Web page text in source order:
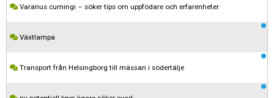
Varanus cumingi – söker tips om uppfödare och erfarenheter
Växtlampa
Transport från Helsingborg till mässan i södertälje